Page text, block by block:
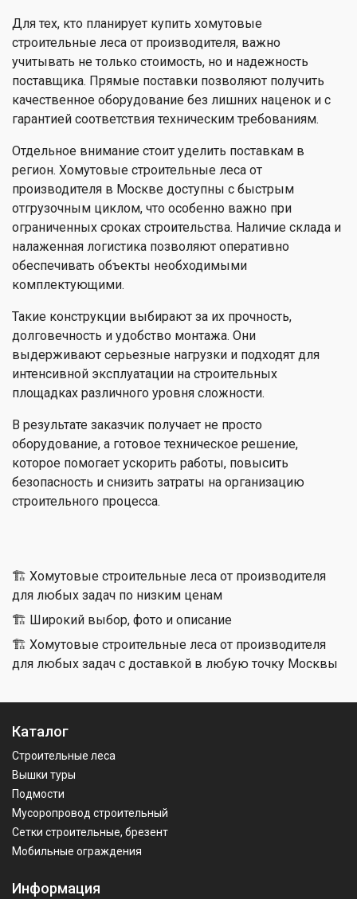
Для тех, кто планирует купить хомутовые
строительные леса от производителя, важно
учитывать не только стоимость, но и надежность
поставщика. Прямые поставки позволяют получить
качественное оборудование без лишних наценок и с
гарантией соответствия техническим требованиям.
Отдельное внимание стоит уделить поставкам в
регион. Хомутовые строительные леса от
производителя в Москве доступны с быстрым
отгрузочным циклом, что особенно важно при
ограниченных сроках строительства. Наличие склада и
налаженная логистика позволяют оперативно
обеспечивать объекты необходимыми
комплектующими.
Такие конструкции выбирают за их прочность,
долговечность и удобство монтажа. Они
выдерживают серьезные нагрузки и подходят для
интенсивной эксплуатации на строительных
площадках различного уровня сложности.
В результате заказчик получает не просто
оборудование, а готовое техническое решение,
которое помогает ускорить работы, повысить
безопасность и снизить затраты на организацию
строительного процесса.
🏗 Хомутовые строительные леса от производителя
для любых задач по низким ценам
🏗 Широкий выбор, фото и описание
🏗 Хомутовые строительные леса от производителя
для любых задач с доставкой в любую точку Москвы
Каталог
Строительные леса
Вышки туры
Подмости
Мусоропровод строительный
Сетки строительные, брезент
Мобильные ограждения
Информация